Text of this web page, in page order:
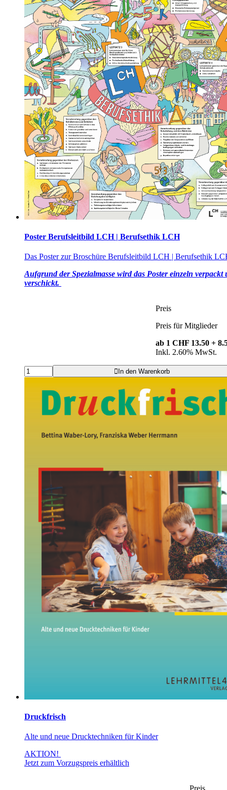
Poster Berufsleitbild LCH | Berufsethik LCH
Das Poster zur Broschüre Berufsleitbild LCH | Berufsethik
Aufgrund der Spezialmasse wird das Poster einzeln verpackt
verschickt.
Preis
Preis für Mitglieder
ab 1 CHF 13.50 +
Inkl. 2.60% MwSt.
In den Warenkorb
Druckfrisch
Alte und neue Drucktechniken für Kinder
AKTION!
Jetzt zum Vorzugspreis erhältlich